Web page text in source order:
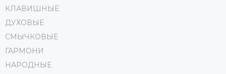
КЛАВИШНЫЕ
ДУХОВЫЕ
СМЫЧКОВЫЕ
ГАРМОНИ
НАРОДНЫЕ